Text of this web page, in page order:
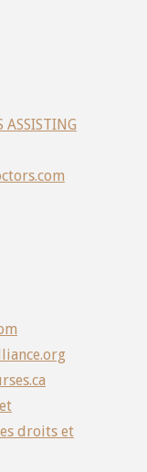
ASSISTING
droits et